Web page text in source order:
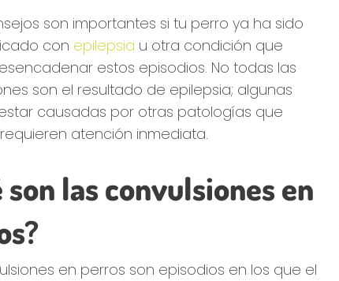
son importantes si tu perro ya ha sido
con epilepsia u otra condición que
estos episodios. No todas las
son el resultado de epilepsia; algunas
causadas por otras patologías que
atención inmediata.
son las convulsiones en
en perros son episodios en los que el